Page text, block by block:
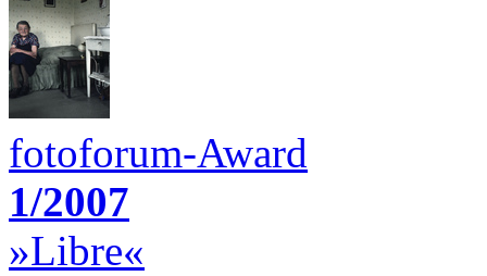
fotoforum-Award
1/2007
»Libre«